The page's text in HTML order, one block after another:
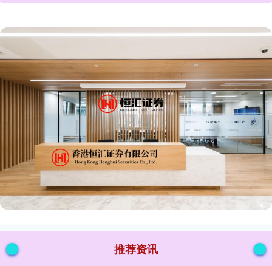
推荐资讯